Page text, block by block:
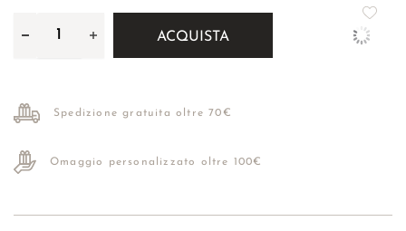
ACQUISTA
Spedizione gratuita oltre 70€
Omaggio personalizzato oltre 100€